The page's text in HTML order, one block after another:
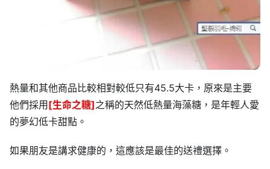
熱量和其他商品比較相對較低只有45.5大卡，原來是主要
他們採用 [生命之糖]之稱的天然低熱量海藻糖，是年輕人愛
的夢幻低卡甜點。
如果朋友是講求健康的，這應該是最佳的送禮選擇。